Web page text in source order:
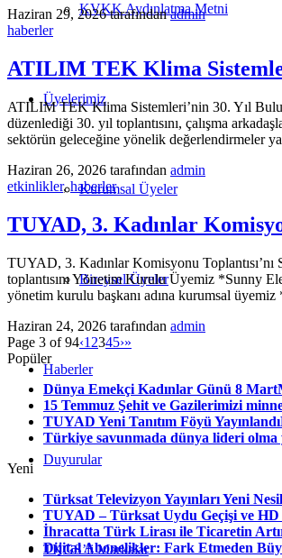
KVKK Aydınlatma Metni
Üyelerimiz
Kurumsal Üyeler
Bireysel Üyeler
Haberler
Duyurular
TKGS’li Markalar
Haziran 29, 2026 tarafındanadmin
haberler
ATILIM TEK Klima
ATILIM TEK Klima Sistemleri’nin 30. Yıl
düzenlediği 30. yıl toplantısını, çalışma
sektörün geleceğine yönelik değerlendirmeler
Haziran 26, 2026 tarafından admin
etkinlikler,haberler
TUYAD, 3. Kadınlar
TUYAD, 3. Kadınlar Komisyonu
toplantısını Yönetim Kurulu Üyemiz *Sunny
yönetim kurulu başkanı adına kurumsal
Haziran 24, 2026 tarafından admin
Page 3 of 94‹1 2345›»
Popüler
Dünya Emekçi Kadınlar Günü 8 Mart
15 Temmuz Şehit ve Gazilerimizi
TUYAD Yeni Tanıtım Föyü Yayınlandı
Türkiye savunmada dünya lideri olma
Yeni
Türksat Televizyon Yayınları Yeni
TUYAD – Türksat Uydu Geçişi ve HD
İhracatta Türk Lirası ile Ticaretin
Dijital Abonelikler: Fark Etmeden